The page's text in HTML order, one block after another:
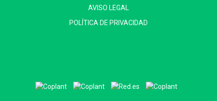
AVISO LEGAL
POLÍTICA DE PRIVACIDAD